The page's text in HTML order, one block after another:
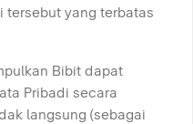
tersebut yang terbatas
Bibit dapat
Pribadi secara
langsung (sebagai